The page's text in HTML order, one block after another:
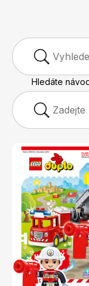
Apetit
Svět
Hledáte